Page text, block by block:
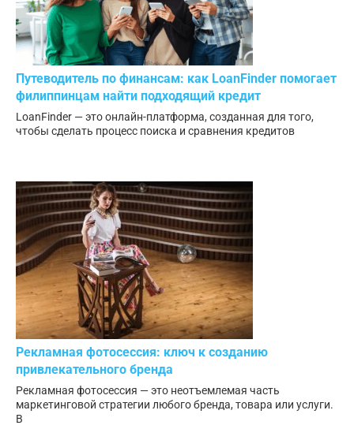
Путеводитель по финансам: как LoanFinder помогает
филиппинцам найти подходящий кредит
LoanFinder — это онлайн-платформа, созданная для того,
чтобы сделать процесс поиска и сравнения кредитов
Рекламная фотосессия: ключ к созданию
привлекательного бренда
Рекламная фотосессия — это неотъемлемая часть
маркетинговой стратегии любого бренда, товара или услуги.
В